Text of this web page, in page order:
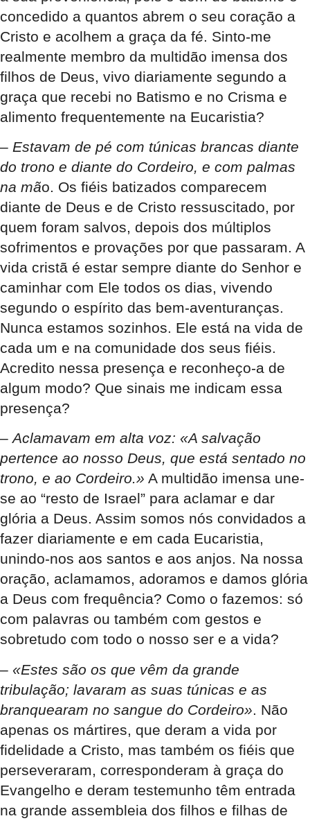
concedido a quantos abrem o seu coração a
Cristo e acolhem a graça da fé. Sinto-me
realmente membro da multidão imensa dos
filhos de Deus, vivo diariamente segundo a
graça que recebi no Batismo e no Crisma e
alimento frequentemente na Eucaristia?
– Estavam de pé com túnicas brancas diante
do trono e diante do Cordeiro, e com palmas
na mão. Os fiéis batizados comparecem
diante de Deus e de Cristo ressuscitado, por
quem foram salvos, depois dos múltiplos
sofrimentos e provações por que passaram. A
vida cristã é estar sempre diante do Senhor e
caminhar com Ele todos os dias, vivendo
segundo o espírito das bem-aventuranças.
Nunca estamos sozinhos. Ele está na vida de
cada um e na comunidade dos seus fiéis.
Acredito nessa presença e reconheço-a de
algum modo? Que sinais me indicam essa
presença?
–Aclamavam em alta voz: «A salvação
pertence ao nosso Deus, que está sentado no
trono, e ao Cordeiro.» A multidão imensa une-
se ao “resto de Israel” para aclamar e dar
glória a Deus. Assim somos nós convidados a
fazer diariamente e em cada Eucaristia,
unindo-nos aos santos e aos anjos. Na nossa
oração, aclamamos, adoramos e damos glória
a Deus com frequência? Como o fazemos: só
com palavras ou também com gestos e
sobretudo com todo o nosso ser e a vida?
– «Estes são os que vêm da grande
tribulação; lavaram as suas túnicas e as
branquearam no sangue do Cordeiro». Não
apenas os mártires, que deram a vida por
fidelidade a Cristo, mas também os fiéis que
perseveraram, corresponderam à graça do
Evangelho e deram testemunho têm entrada
na grande assembleia dos filhos e filhas de